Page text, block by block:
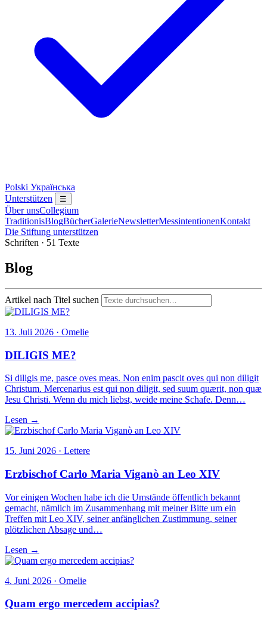
Polski Українська
Unterstützen
☰
Über unsCollegium
TraditionisBlogBücherGalerieNewsletterMessintentionenKontakt
Die Stiftung unterstützen
Schriften · 51 Texte
Blog
Artikel nach Titel suchen
13. Juli 2026 · Omelie
DILIGIS ME?
Si diligis me, pasce oves meas. Non enim pascit oves qui non diligit
Christum. Mercenarius est qui non diligit, sed suum quærit, non quæ
Jesu Christi. Wenn du mich liebst, weide meine Schafe. Denn…
Lesen →
15. Juni 2026 · Lettere
Erzbischof Carlo Maria Viganò an Leo XIV
Vor einigen Wochen habe ich die Umstände öffentlich bekannt
gemacht, nämlich im Zusammenhang mit meiner Bitte um ein
Treffen mit Leo XIV, seiner anfänglichen Zustimmung, seiner
plötzlichen Absage und…
Lesen →
4. Juni 2026 · Omelie
Quam ergo mercedem accipias?